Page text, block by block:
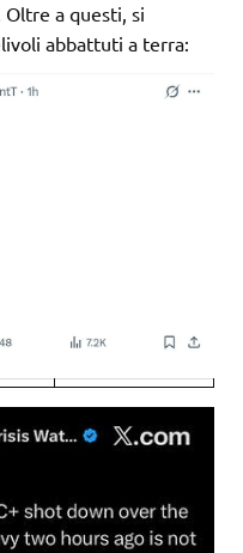
Oltre a questi, si
abbattuti a terra: